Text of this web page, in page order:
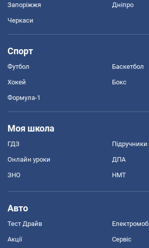
Запоріжжя Дніпро
Черкаси
Спорт
Футбол Баскетбол
Хокей Бокс
Формула-1
Моя школа
ГДЗ Підручники
Онлайн уроки ДПА
ЗНО НМТ
Авто
Тест Драйв
Акції Сервіс